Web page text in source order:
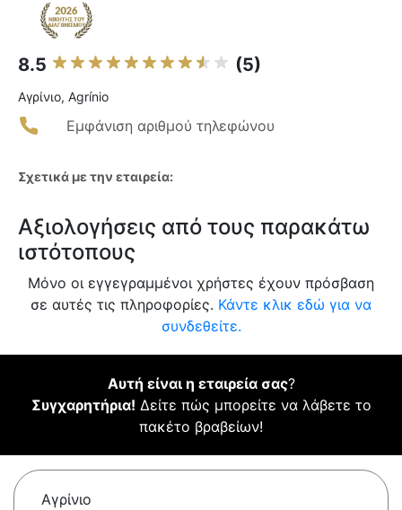
8.5 (5)
Αγρίνιο, Agrínio
Εμφάνιση αριθμού τηλεφώνου
Σχετικά με την εταιρεία:
Αξιολογήσεις από τους παρακάτω
ιστότοπους
Μόνο οι εγγεγραμμένοι χρήστες έχουν πρόσβαση
σε αυτές τις πληροφορίες. Κάντε κλικ εδώ για να
συνδεθείτε.
Αυτή είναι η εταιρεία σας?
Συγχαρητήρια! Δείτε πώς μπορείτε να λάβετε το
πακέτο βραβείων!
Αγρίνιο